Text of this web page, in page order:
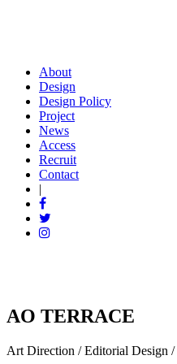
About
Design
Design Policy
Project
News
Access
Recruit
Contact
|
AO TERRACE
Art Direction /Editorial Design /